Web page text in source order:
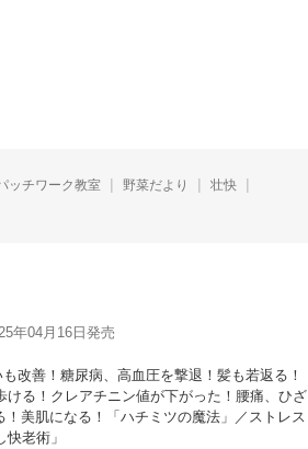
ッチワーク教室 野菜だより
壮快
年04月16日発売
改善！糖尿病、高血圧を撃退！髪も若返る！
ける！クレアチニン値が下がった！腰痛、ひざ
美肌になる！「ハチミツの魔法」／ストレス
老術」